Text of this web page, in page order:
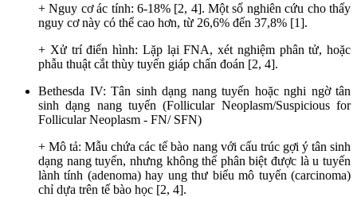
+ Nguy cơ ác tính: 6-18% [2, 4]. Một số nghiên cứu cho thấy
nguy cơ này có thể cao hơn, từ 26,6% đến 37,8% [1].
+ Xử trí điển hình: Lặp lại FNA, xét nghiệm phân tử, hoặc
phẫu thuật cắt thùy tuyến giáp chẩn đoán [2, 4].
Bethesda IV: Tân sinh dạng nang tuyến hoặc nghi ngờ tân
sinh dạng nang tuyến (Follicular Neoplasm/Suspicious for
Follicular Neoplasm - FN/ SFN)
+ Mô tả: Mẫu chứa các tế bào nang với cấu trúc gợi ý tân sinh
dạng nang tuyến, nhưng không thể phân biệt được là u tuyến
lành tính (adenoma) hay ung thư biểu mô tuyến (carcinoma)
chỉ dựa trên tế bào học [2, 4].